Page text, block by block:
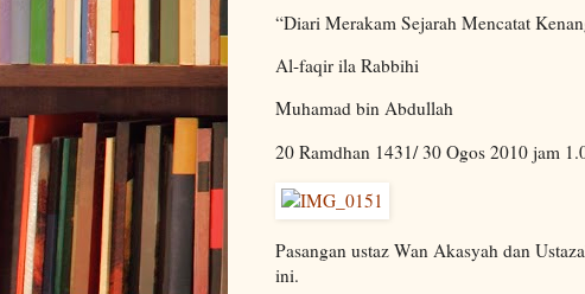
“Diari Merakam Sejarah Mencatat
Al-faqir ila Rabbihi
Muhamad bin Abdullah
20 Ramdhan 1431/ 30 Ogos 2010 jam
Pasangan ustaz Wan Akasyah dan
ini.